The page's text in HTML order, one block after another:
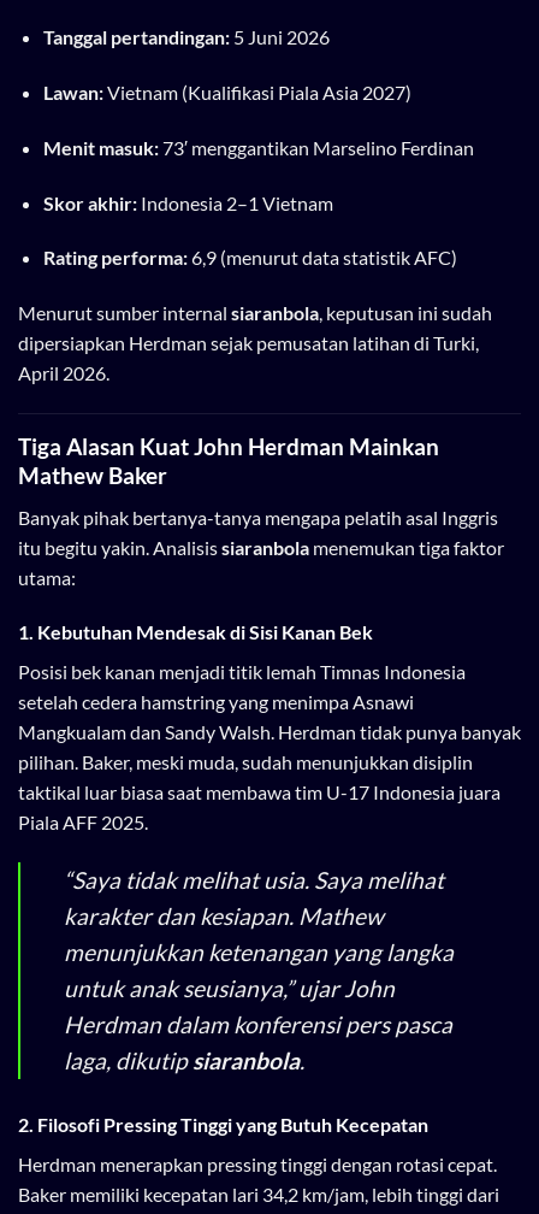
Tanggal pertandingan:5 Juni 2026
Lawan:Vietnam (Kualifikasi Piala Asia 2027)
Menit masuk:73′ menggantikan Marselino Ferdinan
Skor akhir:Indonesia 2–1 Vietnam
Rating performa:6,9 (menurut data statistik AFC)
Menurut sumber internal siaranbola, keputusan ini sudah
dipersiapkan Herdman sejak pemusatan latihan di Turki,
April 2026.
Tiga Alasan Kuat John Herdman Mainkan
Mathew Baker
Banyak pihak bertanya-tanya mengapa pelatih asal Inggris
itu begitu yakin. Analisissiaranbola menemukan tiga faktor
utama:
1. Kebutuhan Mendesak di Sisi Kanan Bek
Posisi bek kanan menjadi titik lemah Timnas Indonesia
setelah cedera hamstring yang menimpa Asnawi
Mangkualam dan Sandy Walsh. Herdman tidak punya banyak
pilihan. Baker, meski muda, sudah menunjukkan disiplin
taktikal luar biasa saat membawa tim U-17 Indonesia juara
Piala AFF 2025.
“Saya tidak melihat usia. Saya melihat
karakter dan kesiapan. Mathew
menunjukkan ketenangan yang langka
untuk anak seusianya,” ujar John
Herdman dalam konferensi pers pasca
laga, dikutipsiaranbola.
2. Filosofi Pressing Tinggi yang Butuh Kecepatan
Herdman menerapkan pressing tinggi dengan rotasi cepat.
Baker memiliki kecepatan lari 34,2 km/jam, lebih tinggi dari